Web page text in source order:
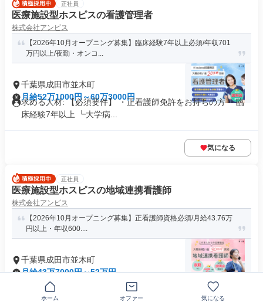
正社員
医療施設型ホスピスの看護管理者
株式会社アンビス
【2026年10月オープニング募集】臨床経験7年以上必須/年収701
万円以上/夜勤・オンコ...
千葉県成田市並木町
月給52万1000円～60万3000円
求める人材: 【必須要件】 ・正看護師免許をお持ちの方 ・臨
床経験7年以上 ┗大学病...
気になる
正社員
医療施設型ホスピスの地域連携看護師
株式会社アンビス
【2026年10月オープニング募集】正看護師資格必須/月給43.76万
円以上・年収600....
千葉県成田市並木町
月給43万7000円～52万円
動車運転免許をお持ちの方...
ホーム オファー 気になる